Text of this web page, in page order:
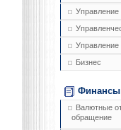
Управление
Управление
Бизнес
Финансы
Валютные
обращение